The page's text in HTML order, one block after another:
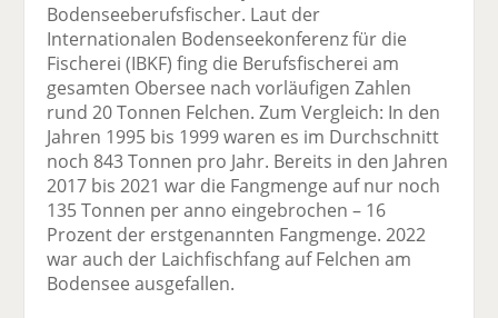
k
te
il
e
n
te
il
e
n
d
e
n
Bodenseeberufsfischer. Laut der
Internationalen Bodenseekonferenz für die
Fischerei (IBKF) fing die Berufsfischerei am
gesamten Obersee nach vorläufigen Zahlen
rund 20 Tonnen Felchen. Zum Vergleich: In den
Jahren 1995 bis 1999 waren es im Durchschnitt
noch 843 Tonnen pro Jahr. Bereits in den Jahren
2017 bis 2021 war die Fangmenge auf nur noch
135 Tonnen per anno eingebrochen – 16
Prozent der erstgenannten Fangmenge. 2022
war auch der Laichfischfang auf Felchen am
Bodensee ausgefallen.